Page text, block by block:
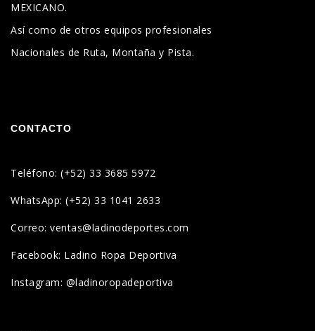
MEXICANO.
Así como de otros equipos profesionales
Nacionales de Ruta, Montaña y Pista.
CONTACTO
Teléfono: (+52) 33 3685 5972
WhatsApp: (+52) 33 1041 2633
Correo: ventas@ladinodeportes.com
Facebook: Ladino Ropa Deportiva
Instagram: @ladinoropadeportiva